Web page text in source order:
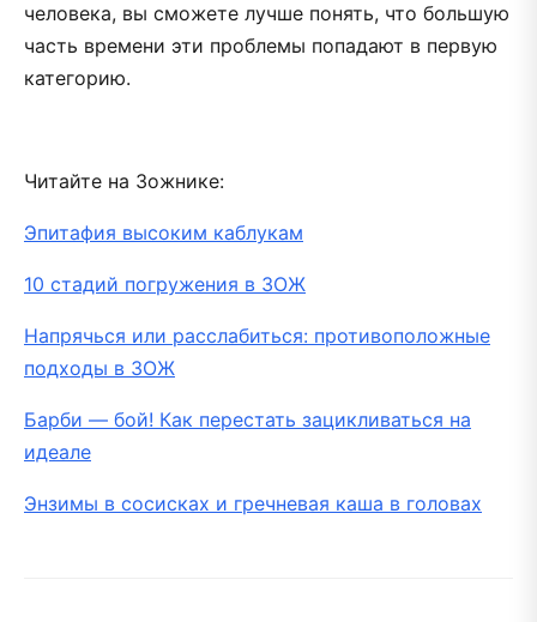
человека, вы сможете лучше понять, что большую
часть времени эти проблемы попадают в первую
категорию.
Читайте на Зожнике:
Эпитафия высоким каблукам
10 стадий погружения в ЗОЖ
Напрячься или расслабиться: противоположные
подходы в ЗОЖ
Барби — бой! Как перестать зацикливаться на
идеале
Энзимы в сосисках и гречневая каша в головах